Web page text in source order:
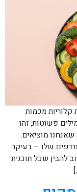
קלוריות מכמות
פשוטות, זהו
מוציאים.
שלו – בעיקר
להבין שכל תוכנית